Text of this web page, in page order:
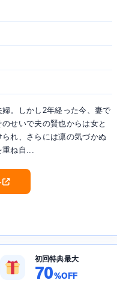
。しかし2年経った今、妻で
せいで夫の賢也からは女と
れ、さらには凛の気づかぬ
重ね自...
初回特典最大
70%OFF